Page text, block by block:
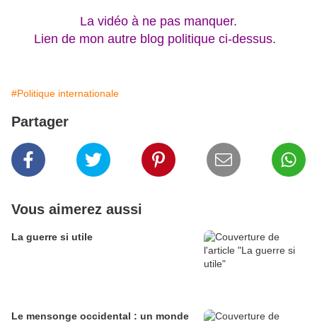
La vidéo à ne pas manquer.
Lien de mon autre blog politique ci-dessus.
#Politique internationale
Partager
Vous aimerez aussi
La guerre si utile
Le mensonge occidental : un monde